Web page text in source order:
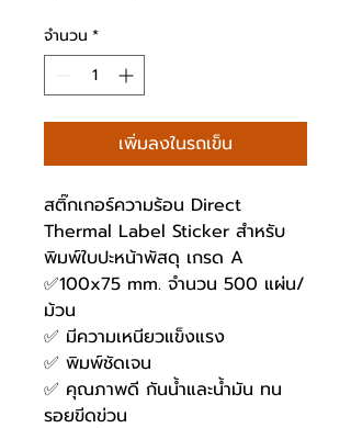
จำนวน *
เพิ่มลงในรถเข็น
สติ๊กเกอร์ความร้อน Direct
Thermal Label Sticker สำหรับ
พิมพ์ใบปะหน้าพัสดุ เกรด A
✅100x75 mm. จำนวน 500 แผ่น/
ม้วน
✅ มีความเหนียวแข็งแรง
✅ พิมพ์ชัดเจน
✅ คุณภาพดี กันน้ำและน้ำมัน ทน
รอยขีดข่วน